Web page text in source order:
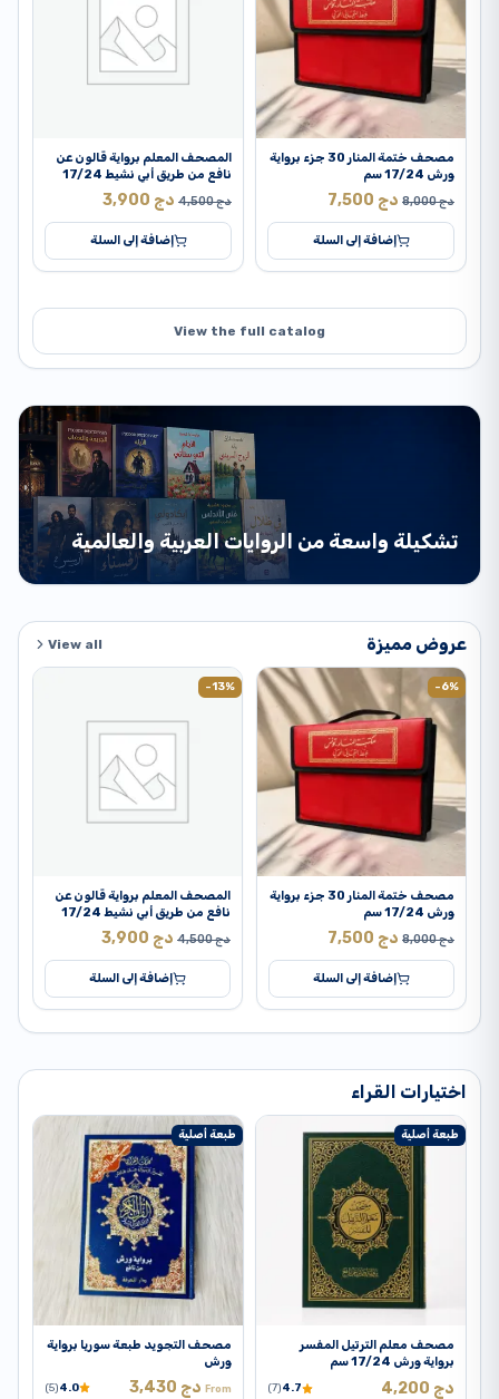
مصحف ختمة المنار 30 جزء برواية
ورش 17/24 سم
8,000دج 7,500 دج
إضافة إلى السلة
المصحف المعلم برواية قالون عن
نافع من طريق أبي نشيط 17/24
4,500دج 3,900 دج
إضافة إلى السلة
View the full catalog
تشكيلة واسعة من الروايات العربية والعالمية
عروض مميزة View all
-6%
مصحف ختمة المنار 30 جزء برواية
ورش 17/24 سم
8,000دج 7,500 دج
إضافة إلى السلة
-13%
المصحف المعلم برواية قالون عن
نافع من طريق أبي نشيط 17/24
4,500دج 3,900 دج
إضافة إلى السلة
اختيارات القراء
طبعة أصلية
مصحف معلم الترتيل المفسر
برواية ورش 17/24 سم
4,200 دج 4.7
(7)
طبعة أصلية
مصحف التجويد طبعة سوريا برواية
ورش
From
3,430 دج 4.0
(5)